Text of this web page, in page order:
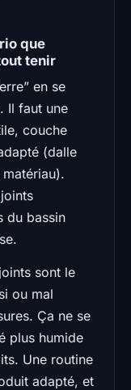
que
tenir
en se
Il faut une
couche
(dalle
du bassin
sont le
ou mal
Ça ne se
plus humide
Une routine
adapté, et